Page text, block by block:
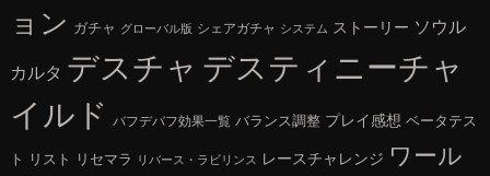
ョン ガチャ グローバル版 シェアガチャ システム ストーリー ソウル
カルタ デスチャ デスティニーチャ
イルド
バフデバフ効果一覧 バランス調整 プレイ感想 ベータテス
ト リスト リセマラ リバース・ラビリンス レースチャレンジ ワール